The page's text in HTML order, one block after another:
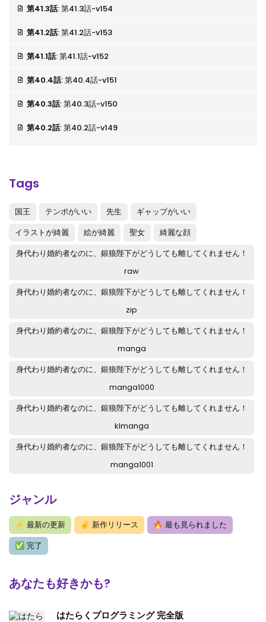
第41.3話: 第41.3話-v154
第41.2話: 第41.2話-v153
第41.1話: 第41.1話-v152
第40.4話: 第40.4話-v151
第40.3話: 第40.3話-v150
第40.2話: 第40.2話-v149
第39.1話: 第39.1話-v144
第38.3話: 第38.3話-v142
第37.4話: 第37.4話-v139
: 第37.3話-v138
第37.2話: 第37.2話-v137
: 第36.4話-v135
第36.2話
第36.1話: 第36.1話-v132
第35.4話
第35.3話: 第35.3話-v130
Tags
国王 テンポがいい 先生
ギャップがいい
イラストが綺麗
絵が綺麗 聖女
綺麗な顔
身代わり婚約者なのに、銀狼陛下がどうしても離してくれません！
raw
身代わり婚約者なのに、銀狼陛下がどうしても離してくれません！
zip
身代わり婚約者なのに、銀狼陛下がどうしても離してくれません！
manga
身代わり婚約者なのに、銀狼陛下がどうしても離してくれません！
manga1000
身代わり婚約者なのに、銀狼陛下がどうしても離してくれません！
klmanga
身代わり婚約者なのに、銀狼陛下がどうしても離してくれません！
manga1001
ジャンル
⚡ 最新の更新 ✌ 新作リリース 🔥 最も見られました
✅ 完了
あなたも好きかも?
はたらくプログラミング 完全版